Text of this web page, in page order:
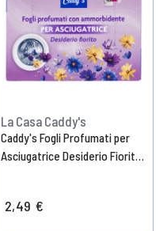
La Casa Caddy's
Caddy's Fogli Profumati per
Asciugatrice Desiderio Fiorito
2,49 €